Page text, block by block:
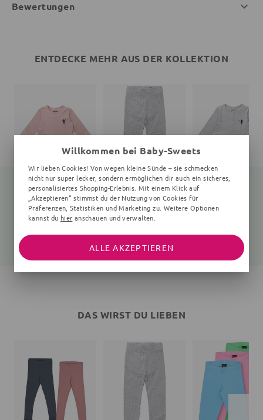
Bewertungen
ENTDECKE MEHR AUS DER KOLLEKTION
Kleid Fairy
rosa
9,99 €
Leggings Fairy
Gerippt, grau
DAS WIRST DU LIEBEN
Willkommen bei Baby-Sweets
Wir lieben Cookies! Von wegen kleine Sünde – sie schmecken
nicht nur super lecker, sondern ermöglichen dir auch ein sicheres,
personalisiertes Shopping-Erlebnis. Mit einem Klick auf
„Akzeptieren“ stimmst du der Nutzung von Cookies für
Präferenzen, Statistiken und Marketing zu. Weitere Optionen
kannst du hier anschauen und verwalten.
ALLE AKZEPTIEREN